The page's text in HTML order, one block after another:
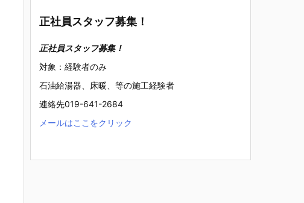
正社員スタッフ募集！
正社員スタッフ募集！
対象：経験者のみ
石油給湯器、床暖、等の施工経験者
連絡先019-641-2684
メールはここをクリック